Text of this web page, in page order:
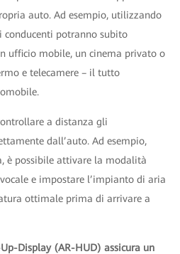
auto. Ad esempio, utilizzando
conducenti potranno subito
ufficio mobile, un cinema privato o
e telecamere – il tutto
a distanza gli
dall’auto. Ad esempio,
è possibile attivare la modalità
e impostare l’impianto di aria
ottimale prima di arrivare a
Display (AR-HUD) assicura un